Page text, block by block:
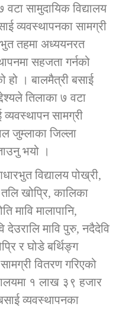
जुम्लाको सुचना सन्देश
शिक्षालय जुम्लाको सुचना
कार्यालय जुम्लाकाे सुचना
एकाई जुम्लाको सुचना
वटा सामुदायिक विद्यालय
व्यवस्थापनका सामग्री
तहमा अध्ययनरत
सहजता गर्नको
हो । बालमैत्री बसाई
तिलाका ७ वटा
व्यवस्थापन सामग्री
जुम्लाका जिल्ला
भयो ।
विद्यालय पोख्री,
खोप्रि, कालिका
मावि मालापानि,
देउरालि मावि पुरु, नदैदेवि
र घोडे बर्थिङ्ग
वितरण गरिएको
१ लाख ३९ हजार
व्यवस्थापनका